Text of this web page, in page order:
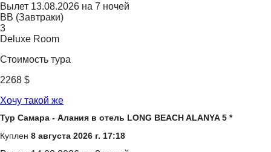
Вылет 13.08.2026 на 7 ночей
BB (Завтраки)
3
Deluxe Room
Стоимость тура
2268 $
Хочу такой же
Тур Самара - Алания в отель LONG BEACH ALANYA 5 *
Куплен 8 августа 2026 г. 17:18